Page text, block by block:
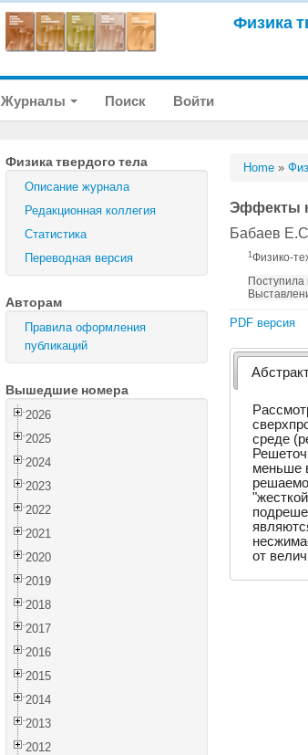
Физика
Журналы Поиск Войти
Физика твердого тела
Описание журнала
Редакционная коллегия
Статистика
Переводная версия
Авторам
Правила оформления
публикаций
Вышедшие номера
2026
2025
2024
2023
2022
2021
2020
2019
2018
2017
2016
2015
2014
2013
2012
Home »
Эффекты
Бабаев
1Физико-
Поступила
PDF версия
среде
меньше
от